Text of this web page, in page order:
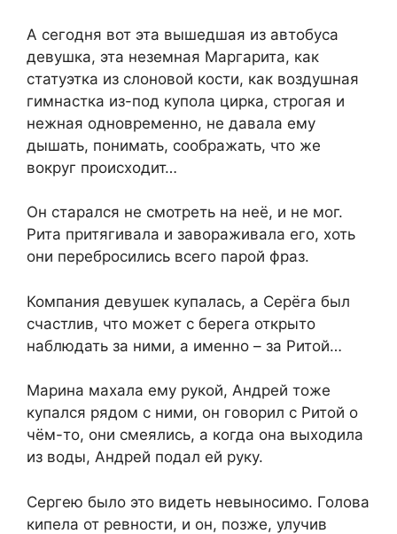
А сегодня вот эта вышедшая из автобуса
девушка, эта неземная Маргарита, как
статуэтка из слоновой кости, как воздушная
гимнастка из-под купола цирка, строгая и
нежная одновременно, не давала ему
дышать, понимать, соображать, что же
вокруг происходит…
Он старался не смотреть на неё, и не мог.
Рита притягивала и завораживала его, хоть
они перебросились всего парой фраз.
Компания девушек купалась, а Серёга был
счастлив, что может с берега открыто
наблюдать за ними, а именно – за Ритой…
Марина махала ему рукой, Андрей тоже
купался рядом с ними, он говорил с Ритой о
чём-то, они смеялись, а когда она выходила
из воды, Андрей подал ей руку.
Сергею было это видеть невыносимо. Голова
кипела от ревности, и он, позже, улучив